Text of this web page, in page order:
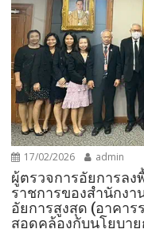
17/02/2026 admin
ผู้ตรวจการอัยการล
ราชการของสำนักง
อัยการสูงสุด (อาคาร
สอดคล้องกับนโยบาย